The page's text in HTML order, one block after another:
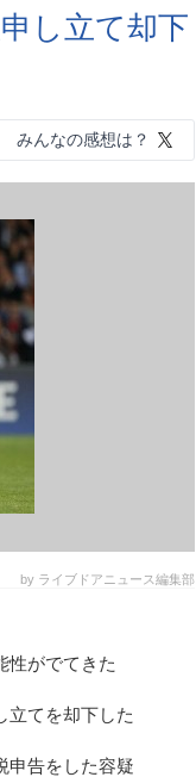
し立て却下
みんなの感想は？
by ライブドアニュース編集部
性がでてきた
立てを却下した
申告をした容疑